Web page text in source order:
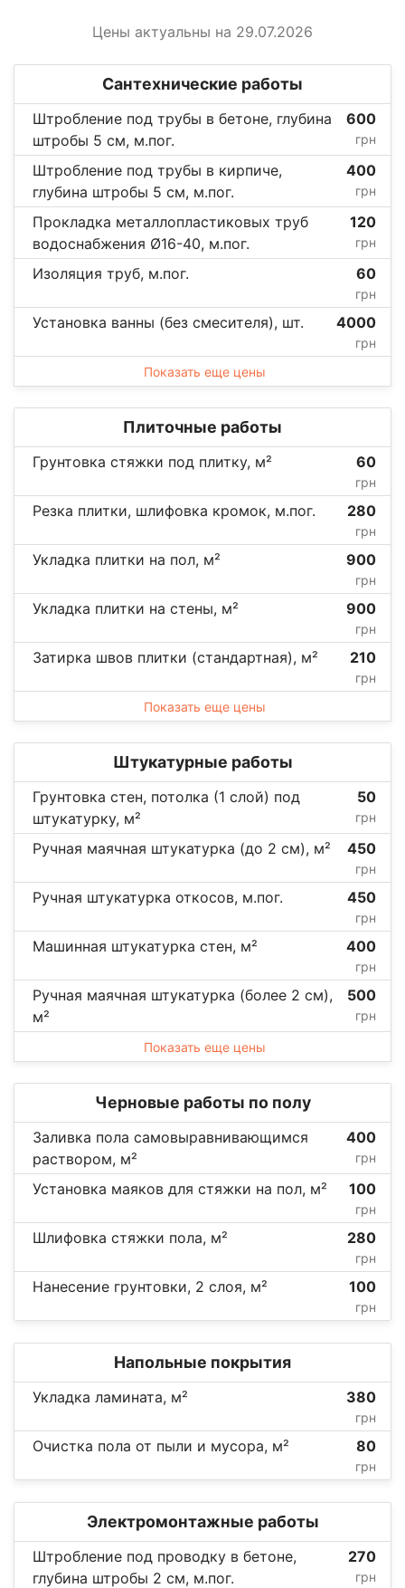
Цены актуальны на 29.07.2026
Сантехнические работы
Штробление под трубы в бетоне, глубина
штробы 5 см, м.пог.
600
грн
Штробление под трубы в кирпиче,
глубина штробы 5 см, м.пог.
400
грн
Прокладка металлопластиковых труб
водоснабжения Ø16-40, м.пог.
120
грн
Изоляция труб, м.пог. 60
грн
Установка ванны (без смесителя), шт. 4000
грн
Показать еще цены
Плиточные работы
Грунтовка стяжки под плитку, м² 60
грн
Резка плитки, шлифовка кромок, м.пог. 280
грн
Укладка плитки на пол, м² 900
грн
Укладка плитки на стены, м² 900
грн
Затирка швов плитки (стандартная), м² 210
грн
Показать еще цены
Штукатурные работы
Грунтовка стен, потолка (1 слой) под
штукатурку, м²
50
грн
Ручная маячная штукатурка (до 2 см), м² 450
грн
Ручная штукатурка откосов, м.пог. 450
грн
Машинная штукатурка стен, м² 400
грн
Ручная маячная штукатурка (более 2 см),
м²
500
грн
Показать еще цены
Черновые работы по полу
Заливка пола самовыравнивающимся
раствором, м²
400
грн
Установка маяков для стяжки на пол, м² 100
грн
Шлифовка стяжки пола, м² 280
грн
Нанесение грунтовки, 2 слоя, м² 100
грн
Напольные покрытия
Укладка ламината, м² 380
грн
Очистка пола от пыли и мусора, м² 80
грн
Электромонтажные работы
Штробление под проводку в бетоне,
глубина штробы 2 см, м.пог.
270
грн